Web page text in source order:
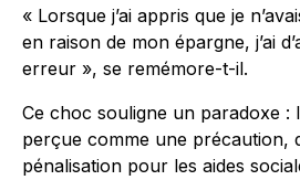
« Lorsque j’ai appris que je
en raison de mon épargne, j’ai
erreur », se remémore-t-il.
Ce choc souligne un paradoxe :
perçue comme une précaution,
pénalisation pour les aides